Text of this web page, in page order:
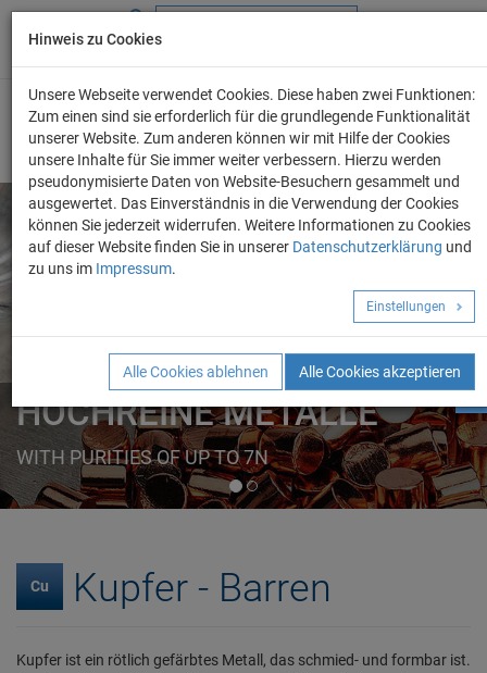
+49 (0) 69 986 4604 - 0
ELEMENTE
FORMEN
HOCHREINE METALLE
WITH PURITIES OF UP TO 7N
Angebot anfordern!
Cu Kupfer - Barren
Kupfer ist ein rötlich gefärbtes Metall, das schmied- und formbar ist.
Hinweis zu Cookies
Unsere Webseite verwendet Cookies. Diese haben zwei Funktionen:
Zum einen sind sie erforderlich für die grundlegende Funktionalität
unserer Website. Zum anderen können wir mit Hilfe der Cookies
unsere Inhalte für Sie immer weiter verbessern. Hierzu werden
pseudonymisierte Daten von Website-Besuchern gesammelt und
ausgewertet. Das Einverständnis in die Verwendung der Cookies
können Sie jederzeit widerrufen. Weitere Informationen zu Cookies
auf dieser Website finden Sie in unserer Datenschutzerklärung und
zu uns im Impressum.
Einstellungen
Alle Cookies ablehnen Alle Cookies akzeptieren